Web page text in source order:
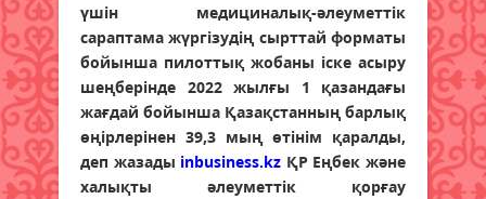
үшін медициналық-әлеуметтік
сараптама жүргізудің сырттай форматы
бойынша пилоттық жобаны іске асыру
шеңберінде 2022 жылғы 1 қазандағы
жағдай бойынша Қазақстанның барлық
өңірлерінен 39,3 мың өтінім қаралды,
деп жазады inbusiness.kz ҚР Еңбек және
халықты әлеуметтік қорғау